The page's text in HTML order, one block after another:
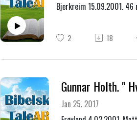
Bjerkreim 15.09.2001. 46
2 18
Gunnar Holth. "
Jan 25, 2017